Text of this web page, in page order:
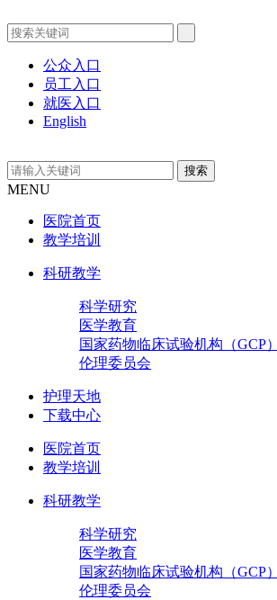
公众入口
员工入口
就医入口
English
MENU
医院首页
教学培训
科研教学
科学研究
医学教育
国家药物临床试验机构（GCP）
伦理委员会
护理天地
下载中心
医院首页
教学培训
科研教学
科学研究
医学教育
国家药物临床试验机构（GCP）
伦理委员会